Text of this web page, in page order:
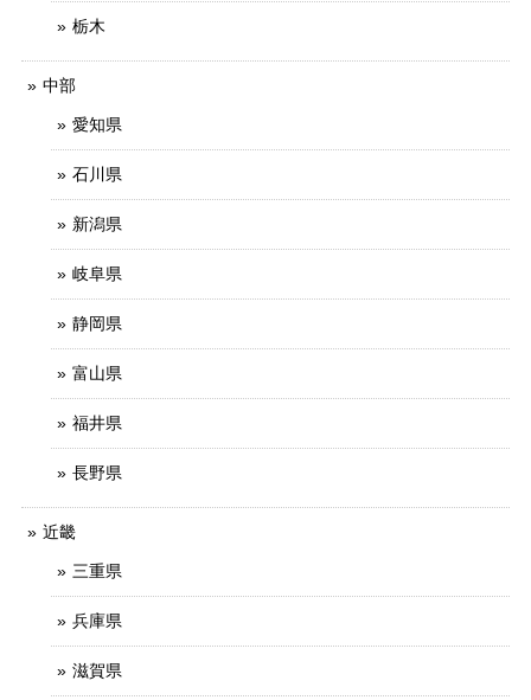
栃木
中部
愛知県
石川県
新潟県
岐阜県
静岡県
富山県
福井県
長野県
近畿
三重県
兵庫県
滋賀県